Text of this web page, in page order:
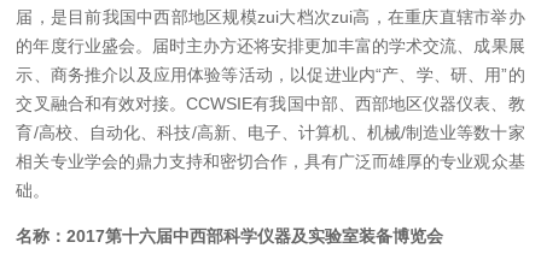
届， 是目前我国中西部地区规模zui大档次zui高， 在重庆直辖市举办
的年度行业盛会。届时主办方还将安排更加丰富的学术交流、成果展
示、商务推介以及应用体验等活动，以促进业内“产、学、研、用”的
交叉融合和有效对接。CCWSIE有我国中部、西部地区仪器仪表、教
育/高校、自动化、科技/高新、电子、计算机、机械/制造业等数十家
相关专业学会的鼎力支持和密切合作，具有广泛而雄厚的专业观众基
础。
名称：2017第十六届中西部科学仪器及实验室装备博览会